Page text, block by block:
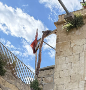
Ir
directamente
al contenido